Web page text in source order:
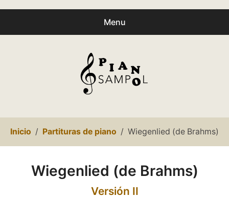
Menu
0,00€
Inicio Partituras de piano Wiegenlied (de Brahms)
Wiegenlied (de Brahms)
Versión II